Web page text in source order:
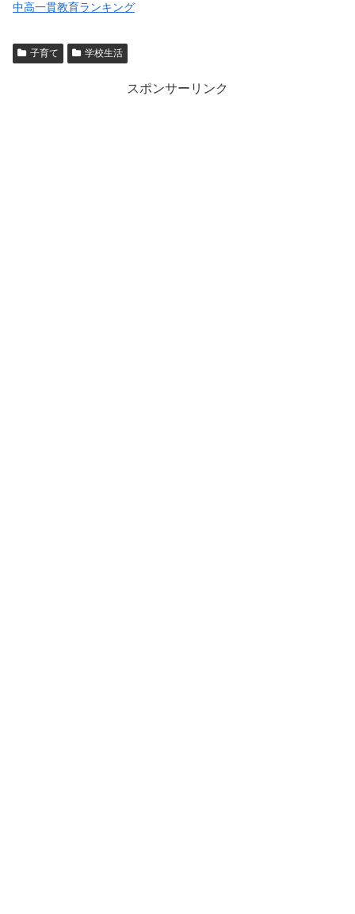
中高一貫教育ランキング
子育て 学校生活
スポンサーリンク